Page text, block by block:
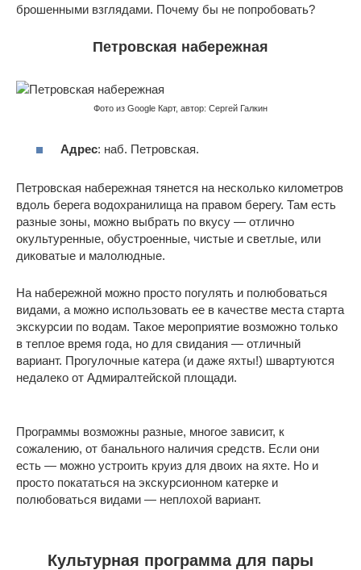
брошенными взглядами. Почему бы не попробовать?
Петровская набережная
Фото из Google Карт, автор: Сергей Галкин
Адрес: наб. Петровская.
Петровская набережная тянется на несколько километров
вдоль берега водохранилища на правом берегу. Там есть
разные зоны, можно выбрать по вкусу — отлично
окультуренные, обустроенные, чистые и светлые, или
диковатые и малолюдные.
На набережной можно просто погулять и полюбоваться
видами, а можно использовать ее в качестве места старта
экскурсии по водам. Такое мероприятие возможно только
в теплое время года, но для свидания — отличный
вариант. Прогулочные катера (и даже яхты!) швартуются
недалеко от Адмиралтейской площади.
Программы возможны разные, многое зависит, к
сожалению, от банального наличия средств. Если они
есть — можно устроить круиз для двоих на яхте. Но и
просто покататься на экскурсионном катерке и
полюбоваться видами — неплохой вариант.
Культурная программа для пары